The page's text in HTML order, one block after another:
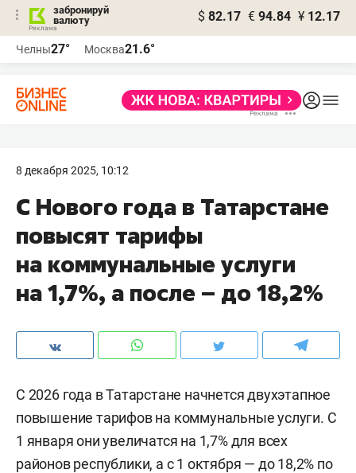
забронируй
валюту
$ 82.17 € 94.84 ¥ 12.17
Челны27° Москва21.6°
8 декабря 2025, 10:12
С Нового года в Татарстане
повысят тарифы
на коммунальные услуги
на 1,7%, а после – до 18,2%
С 2026 года в Татарстане начнется двухэтапное
повышение тарифов на коммунальные услуги. С
1 января они увеличатся на 1,7% для всех
районов республики, а с 1 октября — до 18,2% по